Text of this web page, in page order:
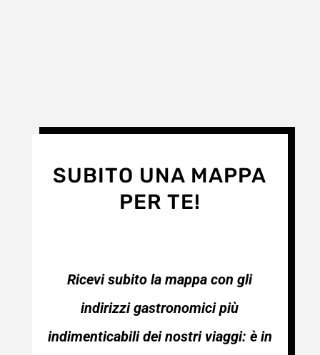
SUBITO UNA MAPPA
PER TE!
Ricevi subito la mappa con gli
indirizzi gastronomici più
indimenticabili dei nostri viaggi: è in